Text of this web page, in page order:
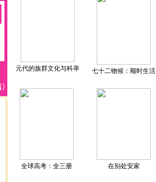
元代的族群文化与科举 七十二物候：顺时生活
全球高考：全三册 在别处安家